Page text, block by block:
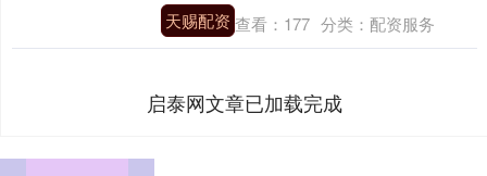
天赐配资 查看： 177 分类： 配资服务
启泰网文章已加载完成